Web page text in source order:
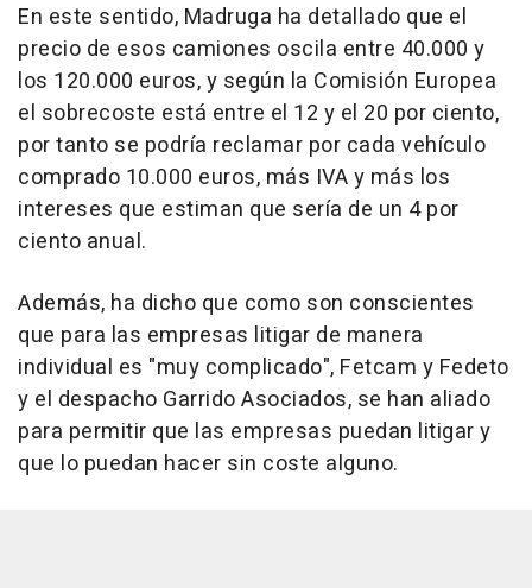
En este sentido, Madruga ha detallado que el
precio de esos camiones oscila entre 40.000 y
los 120.000 euros, y según la Comisión Europea
el sobrecoste está entre el 12 y el 20 por ciento,
por tanto se podría reclamar por cada vehículo
comprado 10.000 euros, más IVA y más los
intereses que estiman que sería de un 4 por
ciento anual.
Además, ha dicho que como son conscientes
que para las empresas litigar de manera
individual es "muy complicado", Fetcam y Fedeto
y el despacho Garrido Asociados, se han aliado
para permitir que las empresas puedan litigar y
que lo puedan hacer sin coste alguno.